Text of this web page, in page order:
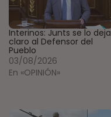
Interinos: Junts se lo deja
claro al Defensor del
Pueblo
03/08/2026
En «OPINIÓN»